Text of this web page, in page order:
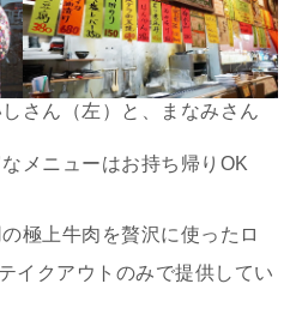
さん（左）と、まなみさん
メニューはお持ち帰りOK
極上牛肉を贅沢に使ったロ
イクアウトのみで提供してい